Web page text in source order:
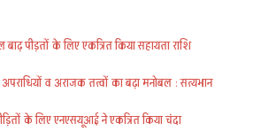
पीड़तों के लिए एकत्रित किया सहायता राशि
व अराजक तत्वों का बढ़ा मनोबल : सत्यभान
के लिए एनएसयूआई ने एकत्रित किया चंदा